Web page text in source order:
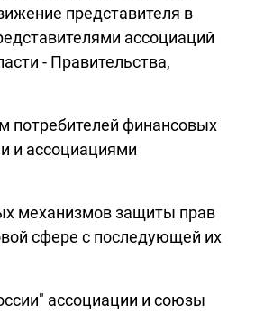
представителя в
ассоциаций
- Правительства,
потребителей финансовых
и ассоциациями
механизмов защиты прав
сфере с последующей их
ассоциации и союзы